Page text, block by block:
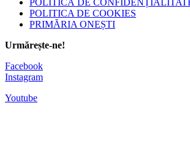
POLITICA DE COOKIES
PRIMĂRIA ONEȘTI
Urmărește-ne!
Facebook
Instagram
Youtube